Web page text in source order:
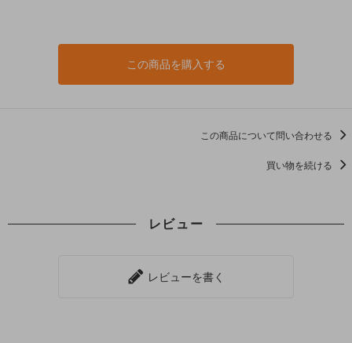
この商品を購入する
この商品について問い合わせる
買い物を続ける
レビュー
レビューを書く